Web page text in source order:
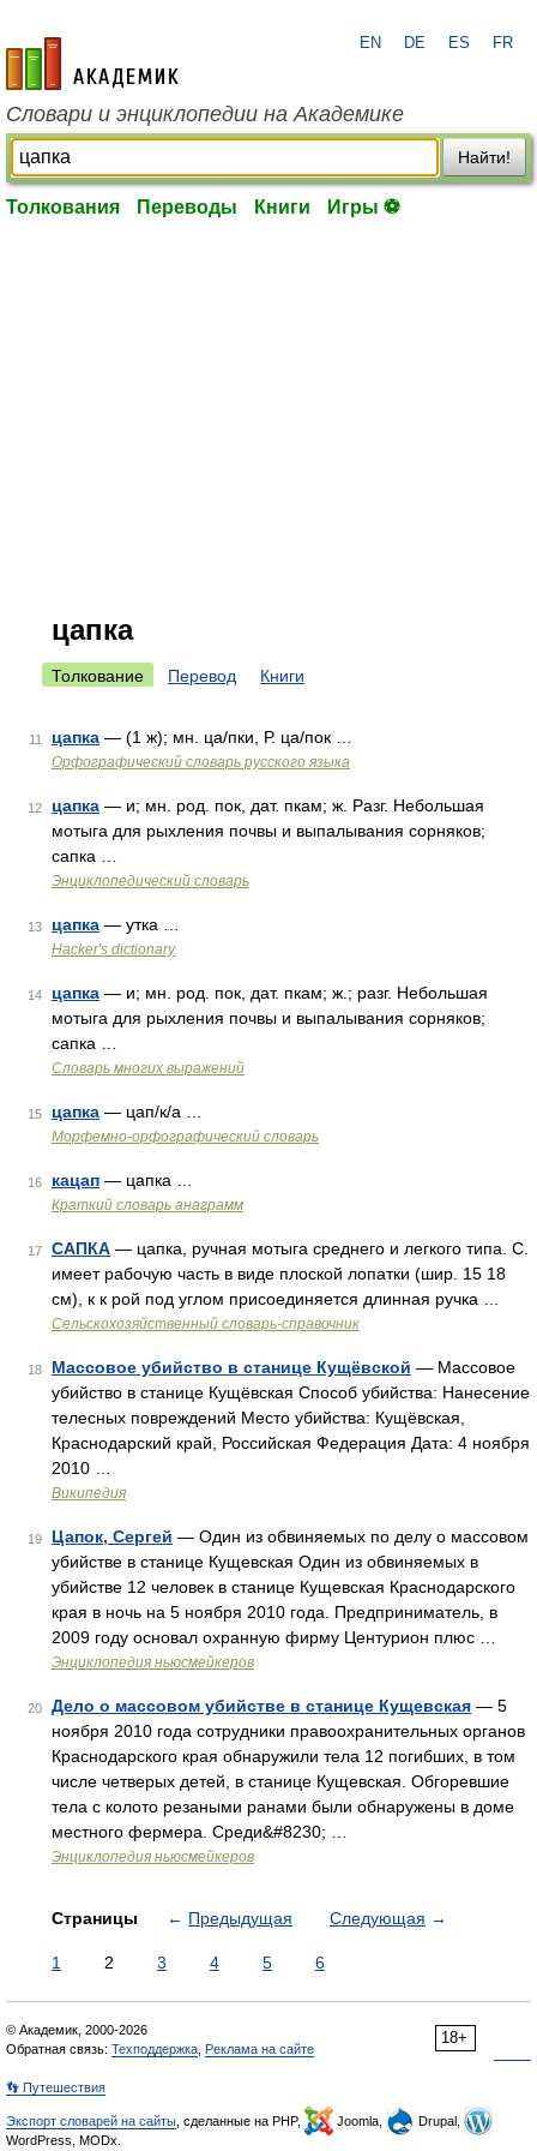
academic.ru
EN DE ES FR
Словари и энциклопедии на Академике
Найти!
Толкования Переводы Книги Игры ⚽
цапка
Толкование Перевод Книги
11 цапка — (1 ж); мн. ца/пки, Р. ца/пок …
Орфографический словарь русского языка
12 цапка — и; мн. род. пок, дат. пкам; ж. Разг. Небольшая
мотыга для рыхления почвы и выпалывания сорняков;
сапка …
Энциклопедический словарь
13 цапка — утка …
Hacker's dictionary
14 цапка — и; мн. род. пок, дат. пкам; ж.; разг. Небольшая
мотыга для рыхления почвы и выпалывания сорняков;
сапка …
Словарь многих выражений
15 цапка — цап/к/а …
Морфемно-орфографический словарь
16 кацап — цапка …
Краткий словарь анаграмм
17 САПКА — цапка, ручная мотыга среднего и легкого типа. С.
имеет рабочую часть в виде плоской лопатки (шир. 15 18
см), к к рой под углом присоединяется длинная ручка …
Сельскохозяйственный словарь-справочник
18 Массовое убийство в станице Кущёвской — Массовое
убийство в станице Кущёвская Способ убийства: Нанесение
телесных повреждений Место убийства: Кущёвская,
Краснодарский край, Российская Федерация Дата: 4 ноября
2010 …
Википедия
19 Цапок, Сергей — Один из обвиняемых по делу о массовом
убийстве в станице Кущевская Один из обвиняемых в
убийстве 12 человек в станице Кущевская Краснодарского
края в ночь на 5 ноября 2010 года. Предприниматель, в
2009 году основал охранную фирму Центурион плюс …
Энциклопедия ньюсмейкеров
20 Дело о массовом убийстве в станице Кущевская — 5
ноября 2010 года сотрудники правоохранительных органов
Краснодарского края обнаружили тела 12 погибших, в том
числе четверых детей, в станице Кущевская. Обгоревшие
тела с колото резаными ранами были обнаружены в доме
местного фермера. Среди&#8230; …
Энциклопедия ньюсмейкеров
Страницы ← Предыдущая Следующая →
1 2 3 4 5 6
18+
© Академик, 2000-2026
Обратная связь: Техподдержка Реклама на сайте
👣 Путешествия
Экспорт словарей на сайты , сделанные на PHP, Joomla,
Drupal,
WordPress, MODx.